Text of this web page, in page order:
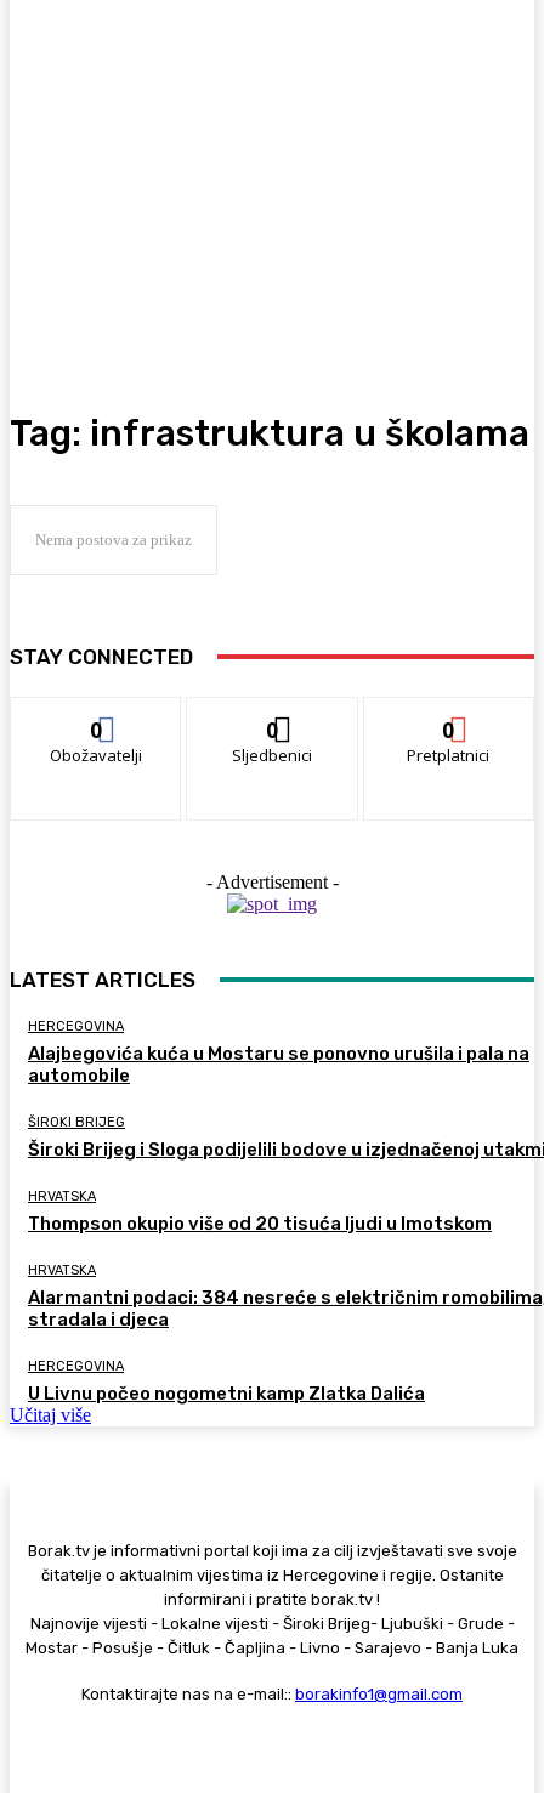
Tag: infrastruktura u školama
Nema postova za prikaz
STAY CONNECTED
0
Obožavatelji
0
Sljedbenici
0
Pretplatnici
- Advertisement -
LATEST ARTICLES
HERCEGOVINA
Alajbegovića kuća u Mostaru se ponovno urušila i pala na
automobile
ŠIROKI BRIJEG
Široki Brijeg i Sloga podijelili bodove u izjednačenoj
HRVATSKA
Thompson okupio više od 20 tisuća ljudi u Imotskom
HRVATSKA
Alarmantni podaci: 384 nesreće s električnim
stradala i djeca
HERCEGOVINA
U Livnu počeo nogometni kamp Zlatka Dalića
Učitaj više
Borak.tv je informativni portal koji ima za cilj izvještavati sve svoje
čitatelje o aktualnim vijestima iz Hercegovine i regije. Ostanite
informirani i pratite borak.tv !
Najnovije vijesti - Lokalne vijesti - Široki Brijeg- Ljubuški - Grude -
Mostar - Posušje - Čitluk - Čapljina - Livno - Sarajevo - Banja Luka
Kontaktirajte nas na e-mail:: borakinfo1@gmail.com